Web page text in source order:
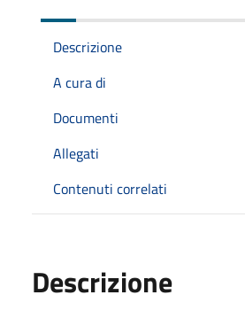
Descrizione
A cura di
Documenti
Allegati
Contenuti correlati
Descrizione